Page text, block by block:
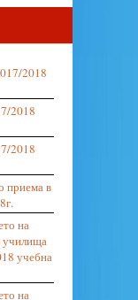
2018
2018
2018
приема в
на
училища
учебна
на